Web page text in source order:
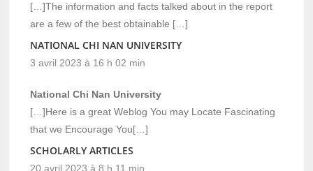
[…]The information and facts talked about in the report
are a few of the best obtainable […]
NATIONAL CHI NAN UNIVERSITY
3 avril 2023 à 16 h 02 min
National Chi Nan University
[…]Here is a great Weblog You may Locate Fascinating
that we Encourage You[…]
SCHOLARLY ARTICLES
20 avril 2023 à 8 h 11 min